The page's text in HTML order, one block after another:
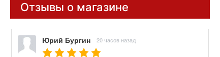
Отзывы о магазине
Юрий Бургин 20 часов назад